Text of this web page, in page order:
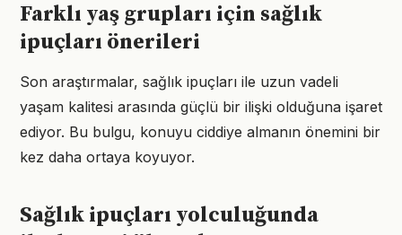
Farklı yaş grupları için sağlık
ipuçları önerileri
Son araştırmalar, sağlık ipuçları ile uzun vadeli
yaşam kalitesi arasında güçlü bir ilişki olduğuna işaret
ediyor. Bu bulgu, konuyu ciddiye almanın önemini bir
kez daha ortaya koyuyor.
Sağlık ipuçları yolculuğunda